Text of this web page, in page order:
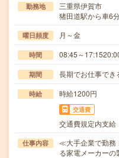
勤務地
三重県伊賀市
猪田道駅から車6
曜日頻度 月～金
時間 08:45～
期間 長期でお仕事でき
時給 時給1200円
交通費
交通費規定内支給
仕事内容
≪大手企業で勤務
る家電メーカー